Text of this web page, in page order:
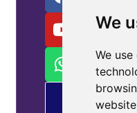
We
We
PM
предложение